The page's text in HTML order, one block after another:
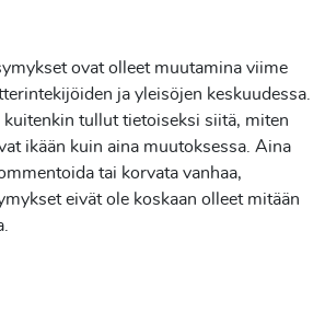
ovat olleet muutamina viime
ja yleisöjen keskuudessa.
tullut tietoiseksi siitä, miten
ikään kuin aina muutoksessa. Aina
tai korvata vanhaa,
eivät ole koskaan olleet mitään